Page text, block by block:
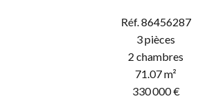
Réf. 86456287
3 pièces
2 chambres
71.07 m²
330 000 €